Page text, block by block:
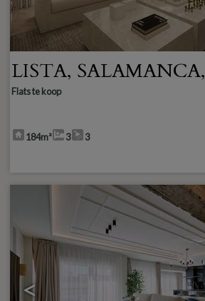
LISTA, SALAMANCA,
Flats te koop
184m² 3 3
<